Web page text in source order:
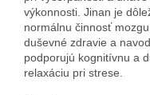
výkonnosti. Jinan je
normálnu činnosť
duševné zdravie a
podporujú kognitívnu a
relaxáciu pri strese.